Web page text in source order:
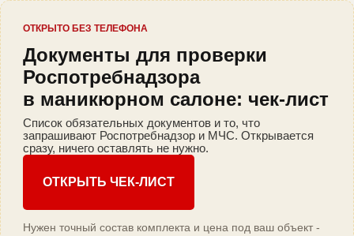
ОТКРЫТО БЕЗ ТЕЛЕФОНА
Документы для проверки
Роспотребнадзора
в маникюрном салоне: чек-лист
Список обязательных документов и то, что
запрашивают Роспотребнадзор и МЧС. Открывается
сразу, ничего оставлять не нужно.
ОТКРЫТЬ ЧЕК-ЛИСТ
Нужен точный состав комплекта и цена под ваш объект -